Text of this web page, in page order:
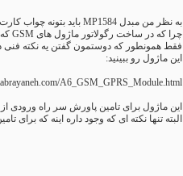
به نظر من مبدل MP1584 باید بتونه چواب کارت رو بده
چرا که در ساخت رگولاتور ماژول های GSM که در پیک کاریشون همون حدود 2آمپر رو می کشن از این رگولاتور استفاده میشه .
فقط همونطور که دوستمون گفتن یه نکته فنی
این ماژول رو ببینید:
A6_GSM_GPRS_Module.html
این ماژول برای تامین پاورش سر راه ورودی از رگولاتور 1584
البته تنها نکته ای که وجود داره اینه که